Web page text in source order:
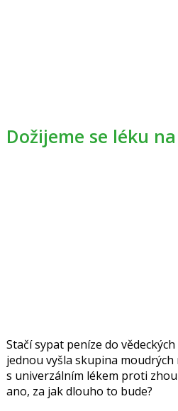
Dožijeme se léku
Stačí sypat peníze do
jednou vyšla skupina
s univerzálním lékem proti
ano, za jak dlouho to bude?